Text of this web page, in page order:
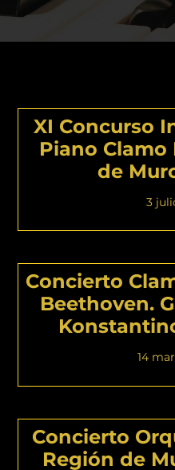
XI Concurso
Piano Clamo
de
3
Concierto
Beethoven.
14
Concierto
Región de